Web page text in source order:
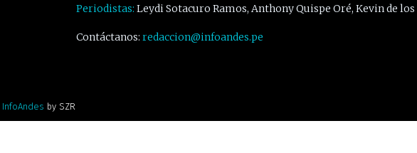
Periodistas: Leydi Sotacuro Ramos, Anthony Quispe Oré, Kevin de los
Contáctanos: redaccion@infoandes.pe
InfoAndes by SZR